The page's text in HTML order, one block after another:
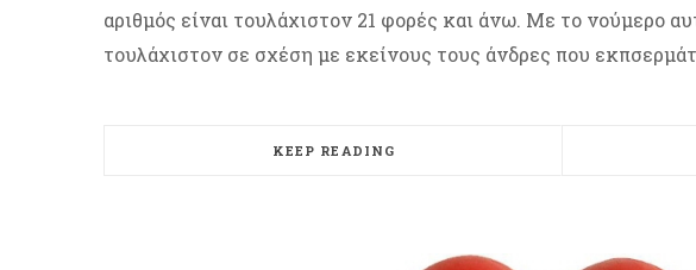
αριθμός είναι τουλάχιστον 21 φορές και άνω. Με το νούμερο
τουλάχιστον σε σχέση με εκείνους τους άνδρες που
KEEP READING